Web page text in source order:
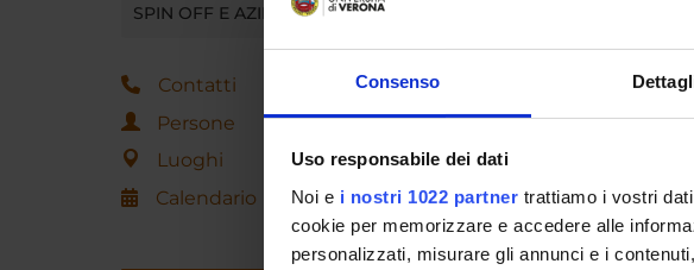
Consenso
Uso responsabile dei dati
Noi e i nostri 1022 partner trattiamo i vostri
cookie per memorizzare e accedere alle
personalizzati, misurare gli annunci e i
SPIN OFF E AZIENDE
Contatti
Persone
Luoghi
Calendario